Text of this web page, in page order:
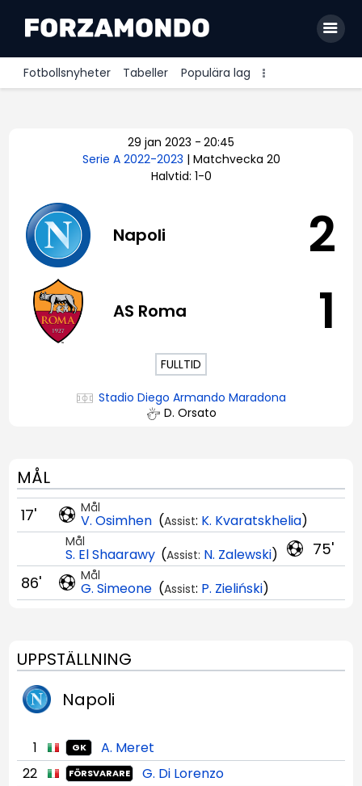
Fotbollsnyheter Tabeller Populära lag
Premier League
Bundesliga
Serie A
Ligue 1
29 jan 2023 - 20:45
Serie A 2022-2023 | Matchvecka 20
Halvtid: 1-0
Napoli 2
AS Roma 1
FULLTID
Stadio Diego Armando Maradona
D. Orsato
MÅL
Mål
V. Osimhen (Assist: K. Kvaratskhelia)
17'
75'
Mål
S. El Shaarawy (Assist: N. Zalewski)
Mål
G. Simeone (Assist: P. Zieliński)
86'
UPPSTÄLLNING
Napoli
1 GK
A. Meret
22
FÖRSVARARE
G. Di Lorenzo